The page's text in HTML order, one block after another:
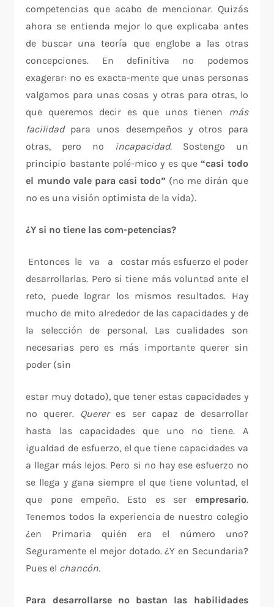
competencias que acabo de mencionar. Quizás
ahora se entienda mejor lo que explicaba antes
de buscar una teoría que englobe a las otras
concepciones. En definitiva no podemos
exagerar: no es exacta-mente que unas personas
valgamos para unas cosas y otras para otras, lo
que queremos decir es que unos tienen más
facilidadpara unos desempeños y otros para
otras, pero no incapacidad. Sostengo un
principio bastante polé-mico y es que“casi todo
el mundo vale para casi todo” (no me dirán que
no es una visión optimista de la vida).
¿Y si no tiene las com-petencias?
Entonces le va a costar más esfuerzo el poder
desarrollarlas. Pero si tiene más voluntad ante el
reto, puede lograr los mismos resultados. Hay
mucho de mito alrededor de las capacidades y de
la selección de personal. Las cualidades son
necesarias pero es más importante querer sin
poder (sin
estar muy dotado), que tener estas capacidades y
no querer. Quereres ser capaz de desarrollar
hasta las capacidades que uno no tiene. A
igualdad de esfuerzo, el que tiene capacidades va
a llegar más lejos. Pero si no hay ese esfuerzo no
se llega y gana siempre el que tiene voluntad, el
que pone empeño. Esto es ser empresario.
Tenemos todos la experiencia de nuestro colegio
¿en Primaria quién era el número uno?
Seguramente el mejor dotado. ¿Y en Secundaria?
Pues el chancón.
Para desarrollarse no bastan las habilidades